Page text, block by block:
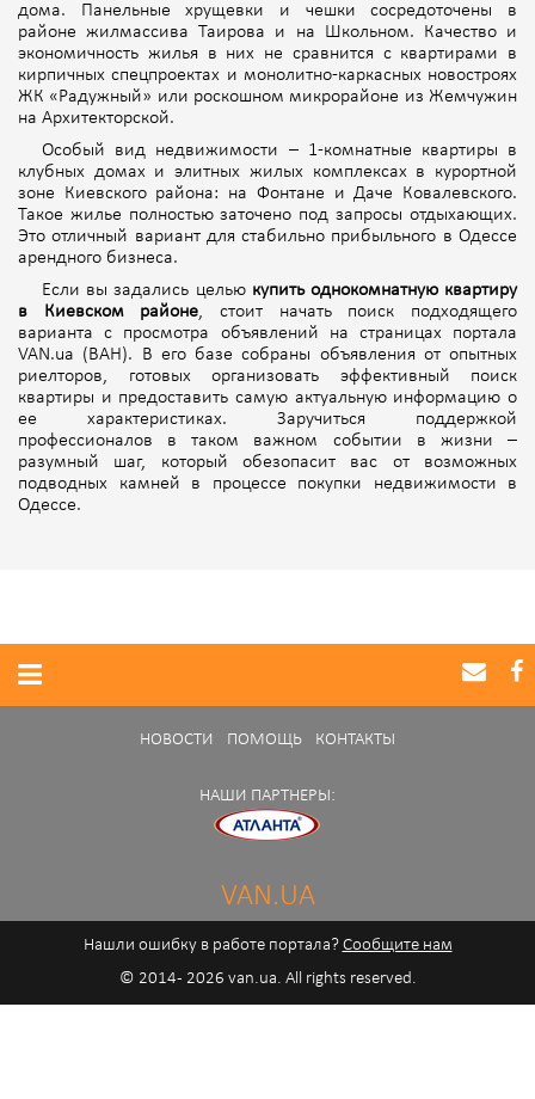
дома. Панельные хрущевки и чешки сосредоточены в
районе жилмассива Таирова и на Школьном. Качество и
экономичность жилья в них не сравнится с квартирами в
кирпичных спецпроектах и монолитно-каркасных новостроях
ЖК «Радужный» или роскошном микрорайоне из Жемчужин
на Архитекторской.
Особый вид недвижимости – 1-комнатные квартиры в
клубных домах и элитных жилых комплексах в курортной
зоне Киевского района: на Фонтане и Даче Ковалевского.
Такое жилье полностью заточено под запросы отдыхающих.
Это отличный вариант для стабильно прибыльного в Одессе
арендного бизнеса.
Если вы задались целью купить однокомнатную квартиру
в Киевском районе, стоит начать поиск подходящего
варианта с просмотра объявлений на страницах портала
VAN.ua (ВАН). В его базе собраны объявления от опытных
риелторов, готовых организовать эффективный поиск
квартиры и предоставить самую актуальную информацию о
ее характеристиках. Заручиться поддержкой
профессионалов в таком важном событии в жизни –
разумный шаг, который обезопасит вас от возможных
подводных камней в процессе покупки недвижимости в
Одессе.
НОВОСТИ ПОМОЩЬ КОНТАКТЫ
НАШИ ПАРТНЕРЫ:
VAN.UA
Нашли ошибку в работе портала? Сообщите нам
© 2014 - 2026 van.ua. All rights reserved.